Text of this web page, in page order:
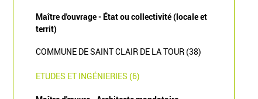
Maître d'ouvrage - État ou collectivité (locale et
territ)
COMMUNE DE SAINT CLAIR DE LA TOUR (38)
ETUDES ET INGÉNIERIES (6)